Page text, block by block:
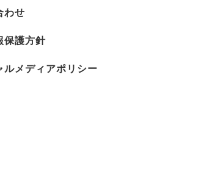
わせ
保護方針
ルメディアポリシー